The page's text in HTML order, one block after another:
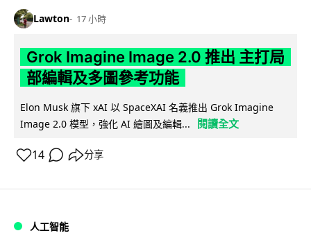
Lawton 17 小時
Grok Imagine Image 2.0 推出 主打局
部編輯及多圖參考功能
Elon Musk 旗下 xAI 以 SpaceXAI 名義推出 Grok Imagine
Image 2.0 模型，強化 AI 繪圖及編輯...
閱讀全文
14 分享
人工智能